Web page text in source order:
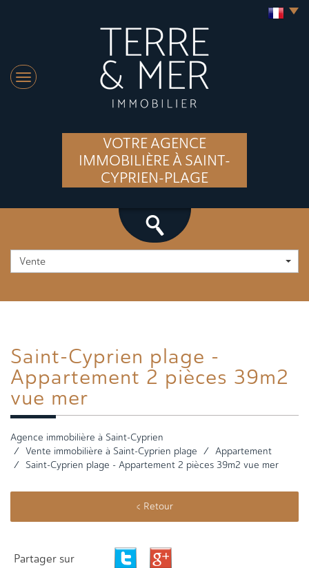
VOTRE AGENCE
IMMOBILIÈRE À SAINT-
CYPRIEN-PLAGE
Vente
Saint-Cyprien plage -
Appartement 2 pièces 39m2
vue mer
Agence immobilière à Saint-Cyprien
Vente immobilière à Saint-Cyprien plage
Appartement
Saint-Cyprien plage - Appartement 2 pièces 39m2 vue mer
< Retour
Partager sur